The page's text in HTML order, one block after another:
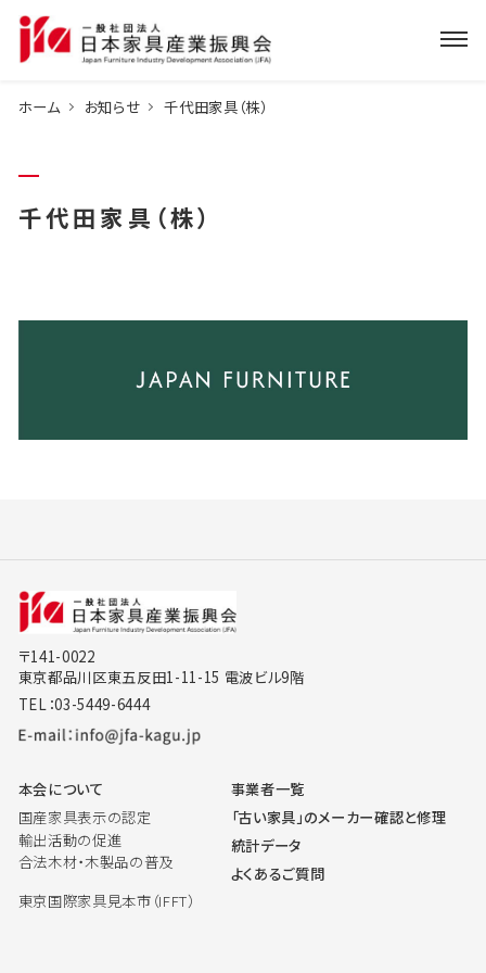
ホーム お知らせ 千代田家具（株）
千代田家具（株）
〒141-0022
東京都品川区東五反田1-11-15 電波ビル9階
TEL：03-5449-6444
本会について
国産家具表示の認定
輸出活動の促進
合法木材・木製品の普及
東京国際家具見本市（IFFT）
事業者一覧
「古い家具」のメーカー確認と修理
統計データ
よくあるご質問